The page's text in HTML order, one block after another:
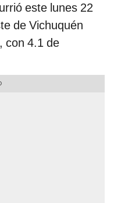
este lunes 22
de Vichuquén
con 4.1 de